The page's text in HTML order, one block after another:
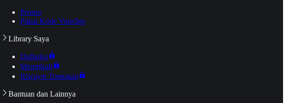
Promo
Pakai Kode Voucher
Library Saya
Daftarku
Mengikuti
Riwayat Tontonan
Bantuan dan Lainnya